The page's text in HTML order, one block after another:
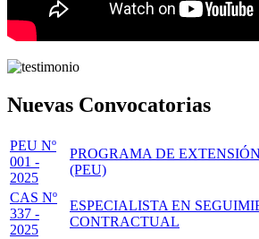
Nuevas Convocatorias
PEU Nº
001 -
2025
PROGRAMA DE
(PEU)
CAS Nº
337 -
2025
ESPECIALISTA EN
CONTRACTUAL